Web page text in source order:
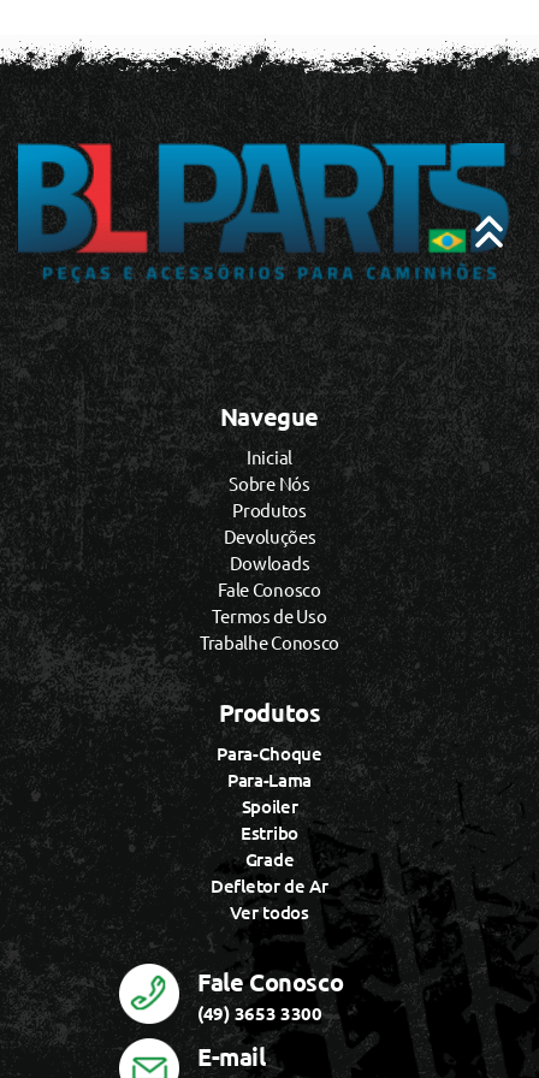
Navegue
Inicial
Sobre Nós
Produtos
Devoluções
Dowloads
Fale Conosco
Termos de Uso
Trabalhe Conosco
Produtos
Para-Choque
Para-Lama
Spoiler
Estribo
Grade
Defletor de Ar
Ver todos
Fale Conosco
(49) 3653 3300
E-mail